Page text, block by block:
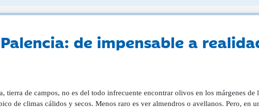
de impensable a
tierra de campos, no es del todo infrecuente encontrar olivos en los márgenes de
de climas cálidos y secos. Menos raro es ver almendros o avellanos. Pero, en